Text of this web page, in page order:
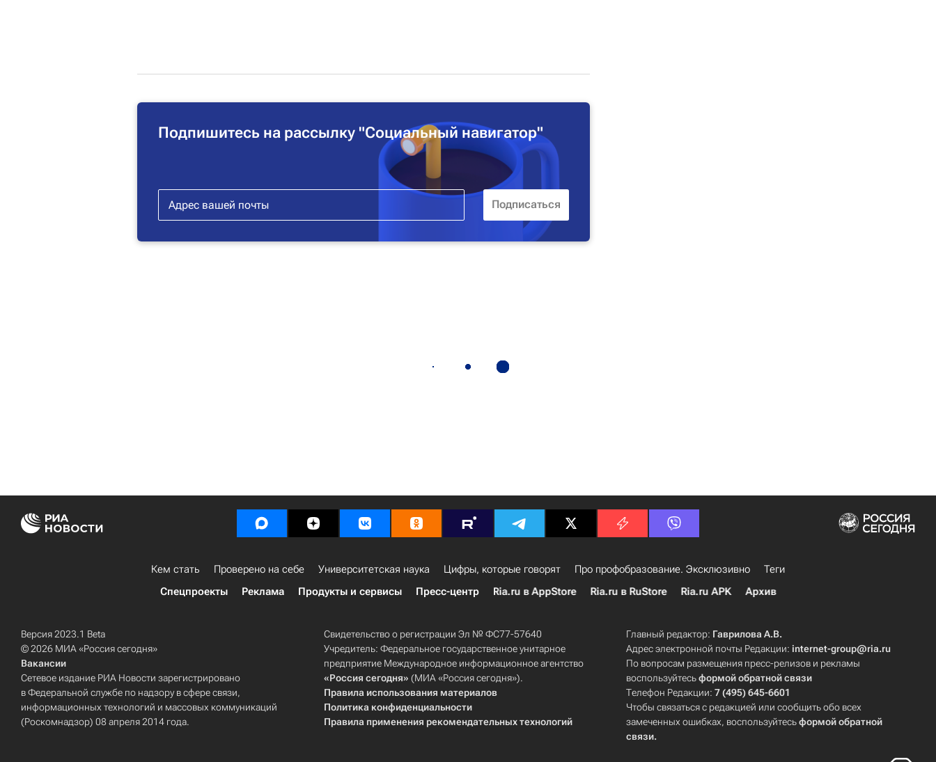
Подпишитесь на рассылку "Социальный навигатор"
Кем стать Проверено на себе Университетская наука Цифры, которые говорят Про профобразование. Эксклюзивно
Теги
Спецпроекты
Реклама Продукты и сервисы Пресс-центр Ria.ru в AppStore Ria.ru в RuStore Ria.ru APK Архив
Версия 2023.1 Beta
© 2026 МИА «Россия сегодня»
Вакансии
Сетевое издание РИА Новости зарегистрировано
в Федеральной службе по надзору в сфере связи,
информационных технологий и массовых коммуникаций
(Роскомнадзор) 08 апреля 2014 года.
Свидетельство о регистрации Эл № ФС77-57640
Учредитель: Федеральное государственное унитарное
предприятие Международное информационное агентство
«Россия сегодня» (МИА «Россия сегодня»).
Правила использования материалов
Политика конфиденциальности
Правила применения рекомендательных технологий
Главный редактор: Гаврилова А.В.
Адрес электронной почты Редакции:internet-group@ria.ru
По вопросам размещения пресс-релизов и рекламы
воспользуйтесьформой обратной связи
Телефон Редакции:7 (495) 645-6601
Чтобы связаться с редакцией или сообщить обо всех
замеченных ошибках, воспользуйтесьформой обратной
связи.